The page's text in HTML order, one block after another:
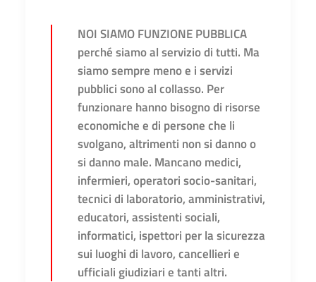
NOI SIAMO FUNZIONE PUBBLICA
perché siamo al servizio di tutti. Ma
siamo sempre meno e i servizi
pubblici sono al collasso. Per
funzionare hanno bisogno di risorse
economiche e di persone che li
svolgano, altrimenti non si danno o
si danno male. Mancano medici,
infermieri, operatori socio-sanitari,
tecnici di laboratorio, amministrativi,
educatori, assistenti sociali,
informatici, ispettori per la sicurezza
sui luoghi di lavoro, cancellieri e
ufficiali giudiziari e tanti altri.